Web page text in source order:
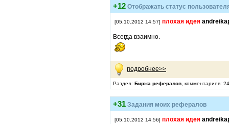
+12 Отображать статус
[05.10.2012 14:57] плохая идея
Всегда взаимно.
подробнее>>
Раздел: Биржа рефералов , комментариев:
+31 Задания моих рефералов
[05.10.2012 14:56] плохая идея